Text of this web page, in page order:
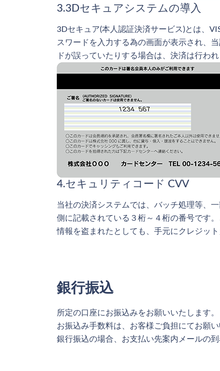
3.3Dセキュアシステムの導入
3Dセキュア(本人認証決済サービス)とは、
スワードを入力する為の画面が表示され、
ドが誤っていたりする場合は、決済は行わ
4.セキュリティコード CVV
当社の決済システムでは、バッチ処理等、
側に記載されている３桁～４桁の番号です
情報を盗まれたとしても、手元にクレジッ
銀行振込
所定の口座にお振込みをお願いいたします。
お振込み手数料は、お客様ご負担にてお願い
銀行振込の場合、お支払い先案内メールの